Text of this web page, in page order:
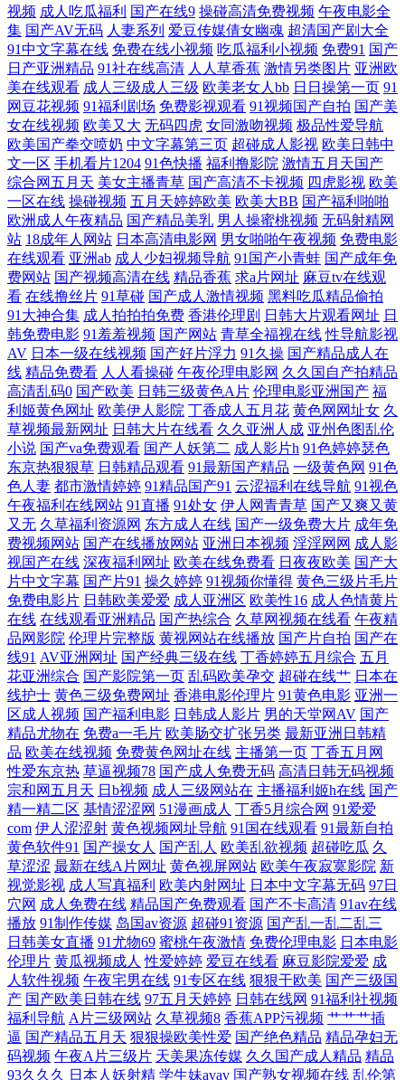
蕉国产孕妇 一起草九一麻豆 影视下载网站 亚洲欧美成人图片精品一区 午
夜视频免费 日韩在线专区 五月天狠狠干 日韩欧在线观看 人人艹97 超碰在
线导航人人97 日韩精品男人综合网 日韩欧美~中文 青青操欧美 欧美特黄
AA片 人妻av网站 欧美色蜜桃91 久久婷婷欧美精品 九九福利视屏 日日色
在线影院 人人爽人人爽人人片av亚洲 欧美孕妇群交 久草热久av 秋霞影视
伦理 热久免费视频 欧美精品无码久久妖精 久久人妻交换 福利传媒导航 av
免费在线 91视频黄色 在线观看传媒视频 午夜福利破处 91n首页 69导航 69
草久久 午夜粉色剧院 坛蜜ed2k 亚洲国产日韩av自拍 尤物AV游戏大全导航
新金瓶艳史全集 丝瓜视频污成人 91福利社区试看 51导航在线观看视频 青
青草vip 青青草www 免费观看亚洲毛片 撸撸爱射香蕉69 狠狠屌狠狠操狠
狠撸 91久久综合网 国产精品久久在线 久操影视 久久久精 欧美高跟鞋肏屄
久久依人av 乱子伦91精品 久久精品一区 黄色91色色 国产TS 大香蕉人人爽
欧美成人A片久久 欧美中文日韩亚 久草免费黄色大片 韩日一二 九九视频5
久草色站 海角社区超碰 大香蕉伊人东京热 成人亚洲黄色电影网站 免费高
清网站 人人摸2人人操 日本三级按摩 日日干视频 日本久久综合网 日本在
线看网站 人人妻人人搞 欧美肏屄片1314网站址 日韩在线资源 视频网站 视
频网站大全 色狠狠操AV 人人妻人人上 秋霞手机伦理 乱色欧洲 极碰久草
视频 国产大量自拍黑料视频 久久草国产成人 人妻超碰夜夜AV 人人干人人
草 欧美色精品第七页 人人人人人人69 奇米中文字幕 撸撸色网址 久久伊人
麻豆 狠狠干2026 女人人人操 欧美九十一区 免费在线电视剧 看国产电视剧
的网站 久久综合欧美成人 狠狠艹艹艹艹艹a 国产日逼AV超碰 第一色成人
网色一色 国产91草草草草 电影免费观看在线 超碰人人肉 成人免费版欧美
州九一 超碰人人人人妻 qvod影院 91香蕉短 91肏人 最近热门电视剧 中出
福利导航 人妖ed2k 日韩h片 色超碰网在播放 国产在线成人 人人操人人网
视频 成人吃瓜福利 国产在线9 操碰高清免费视频 午夜电影全
集 国产AV无码 人妻系列 爱豆传媒倩女幽魂 超清国产剧大全
91中文字幕在线 免费在线小视频 吃瓜福利小视频 免费91 国产
日产亚洲精品 91社在线高清 人人草香蕉 激情另类图片 亚洲欧
美在线观看 成人三级成人三级 欧美老女人bb 日日操第一页 91
网豆花视频 91福利剧场 免费影视观看 91视频国产自拍 国产美
女在线视频 欧美又大 无码四虎 女同激吻视频 极品性爱导航
欧美国产拳交喷奶 中文字幕第三页 超碰成人影视 欧美日韩中
文一区 手机看片1204 91色快播 福利撸影院 激情五月天国产
综合网五月天 美女主播青草 国产高清不卡视频 四虎影视 欧美
一区在线 操碰视频 五月天婷婷欧美 欧美大BB 国产福利啪啪
欧洲成人午夜精品 国产精品美乳 男人操蜜桃视频 无码射精网
站 18成年人网站 日本高清电影网 男女啪啪午夜视频 免费电影
在线观看 亚洲ab 成人少妇视频导航 91国产小青蛙 国产成年免
费网站 国产视频高清在线 精品香蕉 求a片网址 麻豆tv在线观
看 在线撸丝片 91草碰 国产成人激情视频 黑料吃瓜精品偷拍
91大神合集 成人拍拍拍免费 香港伦理剧 日韩大片观看网址 日
韩免费电影 91羞羞视频 国产网站 青草全福视在线 性导航影视
AV 日本一级在线视频 国产好片浮力 91久操 国产精品成人在
线 精品免费看 人人看操碰 午夜伦理电影网 久久国自产拍精品
高清乱码0 国产欧美 日韩三级黄色A片 伦理电影亚洲国产 福
利姬黄色网址 欧美伊人影院 丁香成人五月花 黄色网网址女 久
草视频最新网址 日韩大片在线看 久久亚洲人成 亚州色图乱伦
小说 国产va免费观看 国产人妖第二 成人影片h 91色婷婷瑟色
东京热狠狠草 日韩精品观看 91最新国产精品 一级黄色网 91色
色人妻 都市激情婷婷 91精品国产91 云涩福利在线导航 91视色
午夜福利在线网站 91直播 91处女 伊人网青青草 国产又爽又黄
又无 久草福利资源网 东方成人在线 国产一级免费大片 成年免
费视频网站 国产在线播放网站 亚洲日本视频 淫淫网网 成人影
视国产在线 深夜福利网址 欧美在线免费看 日夜夜欧美 国产大
片中文字幕 国产片91 操久婷婷 91视频你懂得 黄色三级片毛片
免费电影片 日韩欧美爱爱 成人亚洲区 欧美性16 成人色情黄片
在线 在线观看亚洲精品 国产热综合 久草网视频在线看 午夜精
品网影院 伦理片完整版 黄视网站在线播放 国产片自拍 国产在
线91 AV亚洲网址 国产经典三级在线 丁香婷婷五月综合 五月
花亚洲综合 国产影院第一页 乱码欧美孕交 超碰在线艹 日本在
线护士 黄色三级免费网址 香港电影伦理片 91黄色电影 亚洲一
区成人视频 国产福利电影 日韩成人影片 男的天堂网AV 国产
精品尤物在 免费a一毛片 欧美肠交扩张另类 最新亚洲日韩精
品 欧美在线视频 免费黄色网址在线 主播第一页 丁香五月网
性爱东京热 草逼视频78 国产成人免费无码 高清日韩无码视频
宗和网五月天 日b视频 成人三级网站在 主播福利姬h在线 国产
精一精二区 基情涩涩网 51漫画成人 丁香5月综合网 91爱爱
com 伊人涩涩射 黄色视频网址导航 91国在线观看 91最新自拍
黄色软件91 国产操女人 国产乱人 欧美乱欲视频 超碰吃瓜 久
草涩涩 最新在线A片网址 黄色视屏网站 欧美午夜寂寞影院 新
视觉影视 成人写真福利 欧美内射网址 日本中文字幕无码 97日
穴网 成人免费在线 精品国产免费观看 国产不卡高清 91av在线
播放 91制作传媒 岛国av资源 超碰91资源 国产乱一乱二乱三
日韩美女直播 91尤物69 蜜桃午夜激情 免费伦理电影 日本电影
伦理片 黄瓜视频成人 性爱婷婷 爱豆在线看 麻豆影院爱爱 成
人软件视频 午夜宅男在线 91专区在线 狠狠干欧美 国产三级国
产 国产欧美日韩在线 97五月天婷婷 日韩在线网 91福利社视频
福利导航 A片三级网站 久草视频8 香蕉APP污视频 艹艹艹插
逼 国产精品五月天 狠狠操欧美性爱 国产绝色精品 精品孕妇无
码视频 午夜A片三级片 天美果冻传媒 久久国产成人精品 精品
93久久久
日本人妖射精 学生妹avav 国产熟女视频在线 乱伦第